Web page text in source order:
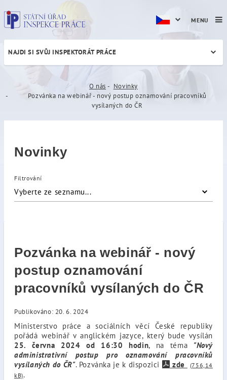
Pozvánka na webinář -
NAJDI SI SVŮJ INSPEKTORÁT PRÁCE
O nás
Novinky
Pozvánka na webinář - nový postup oznamování pracovníků
vysílaných do ČR
Novinky
Filtrování
Vyberte ze seznamu...
Pozvánka na webinář - nový
postup oznamování
pracovníků vysílaných do ČR
Publikováno: 20. 6. 2024
Ministerstvo práce a sociálních věcí České republiky
pořádá webinář v anglickém jazyce, který bude vysílán
25. června 2024 od 16:30 hodin, na téma "Nový
administrativní postup pro oznamování pracovníků
vysílaných do ČR". Pozvánka je k dispozici zde
(756,14
kB).
MENU